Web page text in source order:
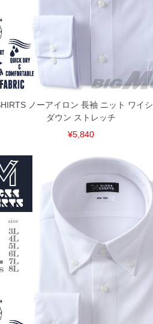
象。
、極
ださ
ノーアイロン 長袖 ニット ワイ
ダウン ストレッチ
¥5,840